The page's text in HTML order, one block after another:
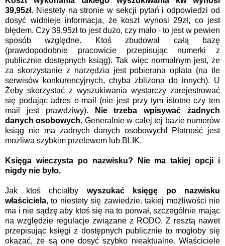
39,95zł. Niestety na stronie w sekcji pytań i odpowiedzi od
dosyć widnieje informacja, że koszt wynosi 29zł, co jest
błędem. Czy 39,95zł to jest dużo, czy mało - to jest w pewien
sposób względne. Ktoś zbudował całą bazę
(prawdopodobnie pracowicie przepisując numerki z
publicznie dostępnych ksiąg). Tak więc normalnym jest, że
za skorzystanie z narzędzia jest pobierana opłata (na tle
serwisów konkurencyjnych, chyba zbliżona do innych). U
Żeby skorzystać z wyszukiwania wystarczy zarejestrować
się podając adres e-mail (nie jest przy tym istotne czy ten
mail jest prawdziwy).
Nie trzeba wpisywać żadnych
danych osobowych. Generalnie w całej tej bazie numerów
ksiąg nie ma żadnych danych osobowych! Płatność jest
możliwa szybkim przelewem lub BLIK.
Księga wieczysta po nazwisku? Nie ma takiej opcji i
nigdy nie było.
Jak ktoś chciałby wyszukać księgę po nazwisku
właściciela, to niestety się zawiedzie. takiej możliwości nie
ma i nie sądzę aby ktoś się na to porwał, szczególnie mając
na względzie regulacje związane z RODO. Z resztą nawet
przepisując księgi z dostępnych publicznie to mogłoby się
okazać, że są one dosyć szybko nieaktualne. Właściciele